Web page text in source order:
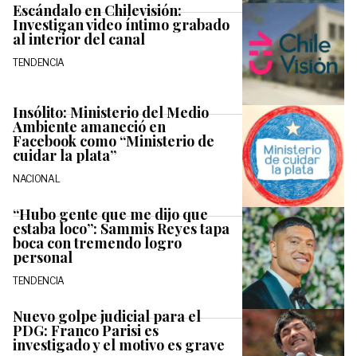
Escándalo en Chilevisión:
Investigan video íntimo grabado
al interior del canal
TENDENCIA
Insólito: Ministerio del Medio
Ambiente amaneció en
Facebook como “Ministerio de
cuidar la plata”
NACIONAL
“Hubo gente que me dijo que
estaba loco”: Sammis Reyes tapa
boca con tremendo logro
personal
TENDENCIA
Nuevo golpe judicial para el
PDG: Franco Parisi es
investigado y el motivo es grave